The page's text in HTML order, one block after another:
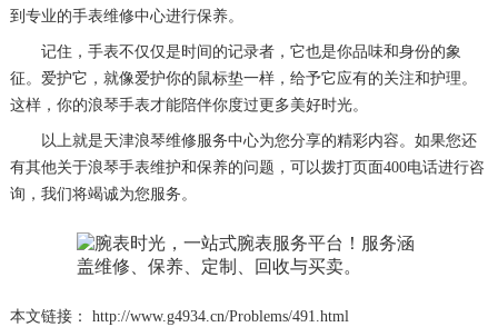
到专业的手表维修中心进行保养。
记住，手表不仅仅是时间的记录者，它也是你品味和身份的象
征。爱护它，就像爱护你的鼠标垫一样，给予它应有的关注和护理。
这样，你的浪琴手表才能陪伴你度过更多美好时光。
以上就是天津浪琴维修服务中心为您分享的精彩内容。如果您还
有其他关于浪琴手表维护和保养的问题，可以拨打页面400电话进行咨
询，我们将竭诚为您服务。
本文链接： http://www.g4934.cn/Problems/491.html